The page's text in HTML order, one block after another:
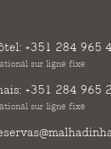
+351 284 965
sur ligne fixe
+351 284 965
sur ligne fixe